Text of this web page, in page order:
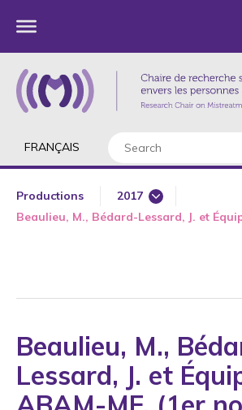
FRANÇAIS
Productions
2017
1985
1991
1992
1993
Beaulieu, M., Bédard-Lessard, J. et
Beaulieu, M.,
Lessard, J. et